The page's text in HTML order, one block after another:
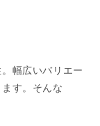
幅広いバリエー
す。そんな